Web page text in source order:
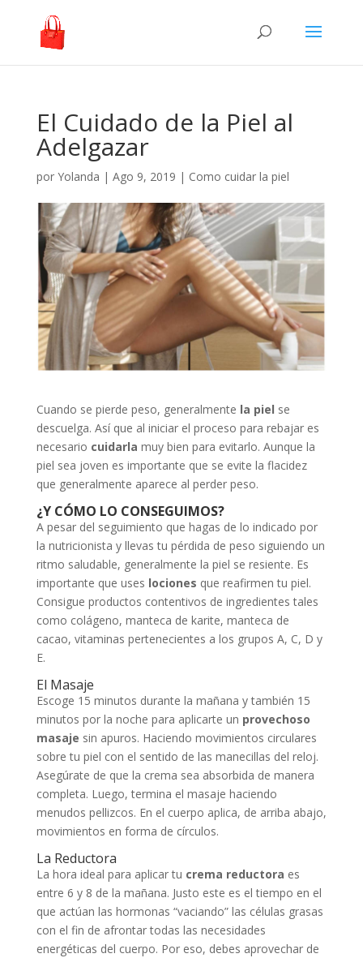
El Cuidado de la Piel al
Adelgazar
por Yolanda | Ago 9, 2019 | Como cuidar la piel
Cuando se pierde peso, generalmente la piel se
descuelga. Así que al iniciar el proceso para rebajar es
necesario cuidarla muy bien para evitarlo. Aunque la
piel sea joven es importante que se evite la flacidez
que generalmente aparece al perder peso.
¿Y CÓMO LO CONSEGUIMOS?
A pesar del seguimiento que hagas de lo indicado por
la nutricionista y llevas tu pérdida de peso siguiendo un
ritmo saludable, generalmente la piel se resiente. Es
importante que uses lociones que reafirmen tu piel.
Consigue productos contentivos de ingredientes tales
como colágeno, manteca de karite, manteca de
cacao, vitaminas pertenecientes a los grupos A, C, D y
E.
El Masaje
Escoge 15 minutos durante la mañana y también 15
minutos por la noche para aplicarte un provechoso
masaje sin apuros. Haciendo movimientos circulares
sobre tu piel con el sentido de las manecillas del reloj.
Asegúrate de que la crema sea absorbida de manera
completa. Luego, termina el masaje haciendo
menudos pellizcos. En el cuerpo aplica, de arriba abajo,
movimientos en forma de círculos.
La Reductora
La hora ideal para aplicar tu crema reductora es
entre 6 y 8 de la mañana. Justo este es el tiempo en el
que actúan las hormonas “vaciando” las células grasas
con el fin de afrontar todas las necesidades
energéticas del cuerpo. Por eso, debes aprovechar de